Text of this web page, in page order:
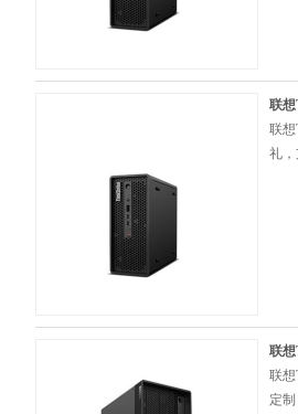
联
联想
礼
联
联想
定